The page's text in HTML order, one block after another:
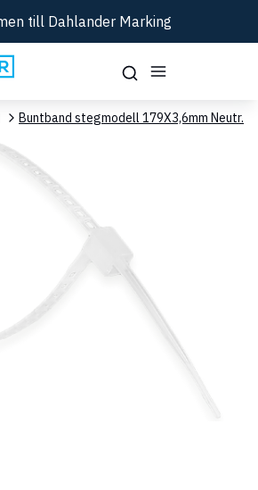
till Dahlander Marking
Buntband stegmodell 179X3,6mm Neutr.